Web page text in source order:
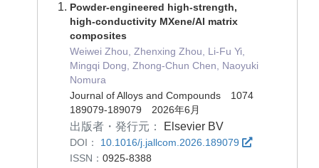
Powder-engineered high-strength,
high-conductivity MXene/Al matrix
composites
Weiwei Zhou, Zhenxing Zhou, Li-Fu Yi,
Mingqi Dong, Zhong-Chun Chen, Naoyuki
Nomura
Journal of Alloys and Compounds 1074
189079-189079 2026年6月
出版者・発行元： Elsevier BV
DOI：
10.1016/j.jallcom.2026.189079
ISSN： 0925-8388